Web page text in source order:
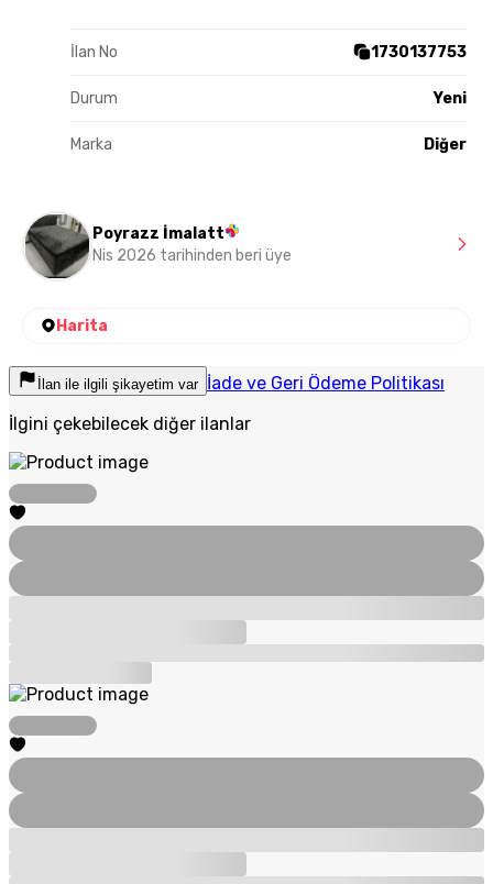
İlan No 1730137753
Durum Yeni
Marka Diğer
Poyrazz İmalatt
Nis 2026 tarihinden beri üye
Harita
İlan ile ilgili şikayetim var İade ve Geri Ödeme Politikası
İlgini çekebilecek diğer ilanlar